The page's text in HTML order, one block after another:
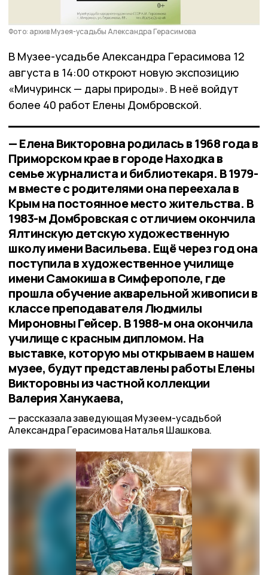
Фото: архив Музея-усадьбы Александра Герасимова
В Музее-усадьбе Александра Герасимова 12
августа в 14:00 откроют новую экспозицию
«Мичуринск — дары природы». В неё войдут
более 40 работ Елены Домбровской.
— Елена Викторовна родилась в 1968 года в
Приморском крае в городе Находка в
семье журналиста и библиотекаря. В 1979-
м вместе с родителями она переехала в
Крым на постоянное место жительства. В
1983-м Домбровская с отличием окончила
Ялтинскую детскую художественную
школу имени Васильева. Ещё через год она
поступила в художественное училище
имени Самокиша в Симферополе, где
прошла обучение акварельной живописи в
классе преподавателя Людмилы
Мироновны Гейсер. В 1988-м она окончила
училище с красным дипломом. На
выставке, которую мы открываем в нашем
музее, будут представлены работы Елены
Викторовны из частной коллекции
Валерия Ханукаева,
рассказала заведующая Музеем-усадьбой
Александра Герасимова Наталья Шашкова.